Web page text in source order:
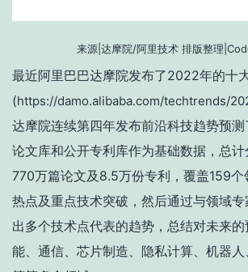
来源|达摩院/阿里技术 排版整理
最近阿里巴巴达摩院发布了2022年的十
(https://damo.alibaba.com/techtrends/
达摩院连续第四年发布前沿科技趋势预
论文库和公开专利库作为基础数据，总
770万篇论文及8.5万份专利，覆盖159个
热点及重点技术突破，然后通过与领域
出多个技术点代表的趋势，总结对未来
能、通信、芯片制造、隐私计算、机器